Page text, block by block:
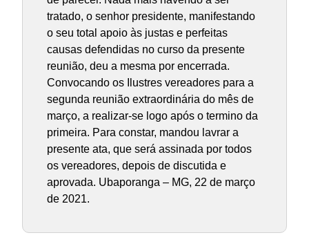
tratado, o senhor presidente, manifestando
o seu total apoio às justas e perfeitas
causas defendidas no curso da presente
reunião, deu a mesma por encerrada.
Convocando os Ilustres vereadores para a
segunda reunião extraordinária do mês de
março, a realizar-se logo após o termino da
primeira. Para constar, mandou lavrar a
presente ata, que será assinada por todos
os vereadores, depois de discutida e
aprovada. Ubaporanga – MG, 22 de março
de 2021.